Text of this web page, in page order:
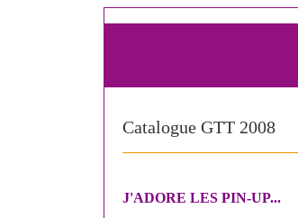
Catalogue GTT 2008
J'ADORE LES PIN-UP...